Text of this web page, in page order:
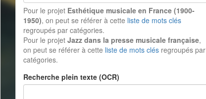
Pour le projet Esthétique musicale en France (1900-
1950), on peut se référer à cette liste de mots clés
regroupés par catégories.
Pour le projet Jazz dans la presse musicale française,
on peut se référer à cette liste de mots clés regroupés par
catégories.
Recherche plein texte (OCR)